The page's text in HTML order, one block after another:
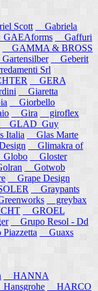
Scott
Gabriela
Gaffuri
GAMMA & BROSS
Geberit
Srl
GERA
Giaretta
Giorbello
Gira
giroflex
GLAD_Guy
Glas Marte
Glimakra of
Gloster
Gotwob
Grape Design
Graypants
greybax
GROEL
Grupo Resol - Dd
Guaxs
HANNA
HARCO